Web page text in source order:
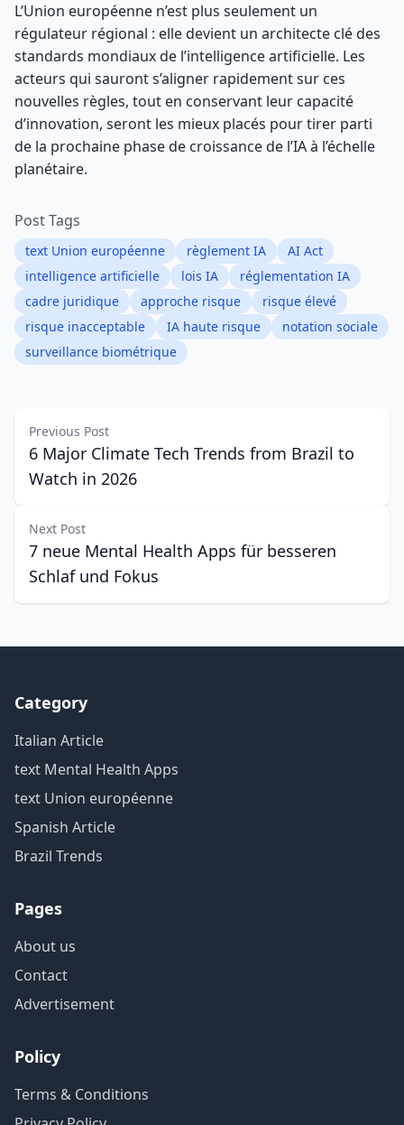
L’Union européenne n’est plus seulement un
régulateur régional : elle devient un architecte clé des
standards mondiaux de l’intelligence artificielle. Les
acteurs qui sauront s’aligner rapidement sur ces
nouvelles règles, tout en conservant leur capacité
d’innovation, seront les mieux placés pour tirer parti
de la prochaine phase de croissance de l’IA à l’échelle
planétaire.
Post Tags
text Union européenne règlement IA
AI Act
intelligence artificielle
lois IA
réglementation IA
cadre juridique
approche risque
risque élevé
risque inacceptable
IA haute risque
notation sociale
surveillance biométrique
Previous Post
6 Major Climate Tech Trends from Brazil to
Watch in 2026
Next Post
7 neue Mental Health Apps für besseren
Schlaf und Fokus
Category
Italian Article
text Mental Health Apps
text Union européenne
Spanish Article
Brazil Trends
Pages
About us
Contact
Advertisement
Policy
Terms & Conditions